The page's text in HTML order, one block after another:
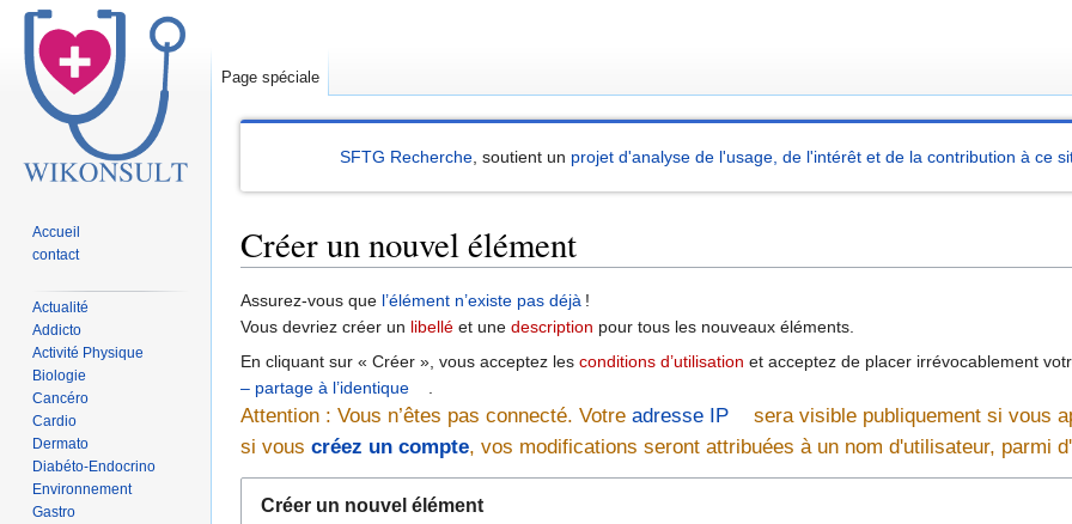
SFTG Recherche , soutient un projet d'analyse de l'usage, de l'intérêt et de la contribution à ce
Créer un nouvel élément
Sauter
à
la
navigation
Sauter
à
la
recherche
Assurez-vous que l’élément n’existe pas déjà !
Vous devriez créer un libellé et une description pour tous les nouveaux éléments.
En cliquant sur « Créer », vous acceptez les conditions d’utilisation et acceptez de placer irrévocablement
– partage à l’identique
.
Attention : Vous n’êtes pas connecté. Votre adresse IP sera visible publiquement si vous
si vous créez un compte, vos modifications seront attribuées à un nom d'utilisateur, parmi
Créer un nouvel élément
Page spéciale
Accueil
contact
Actualité
Addicto
Activité Physique
Biologie
Cancéro
Cardio
Dermato
Diabéto-Endocrino
Environnement
Gastro